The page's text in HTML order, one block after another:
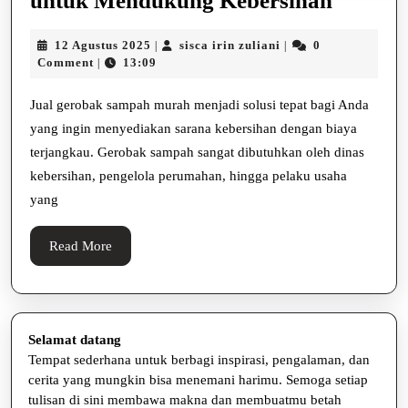
untuk
12 Agustus 2025 12
Agustus
| sisca irin zuliani sisca
|
0
Comment | 13:09
Jual gerobak sampah murah menjadi solusi tepat bagi Anda
yang ingin menyediakan sarana kebersihan dengan biaya
terjangkau. Gerobak sampah sangat dibutuhkan oleh dinas
kebersihan, pengelola perumahan, hingga pelaku usaha
yang
Read More
More
Selamat datang
Tempat sederhana untuk berbagi inspirasi, pengalaman, dan
cerita yang mungkin bisa menemani harimu. Semoga setiap
tulisan di sini membawa makna dan membuatmu betah